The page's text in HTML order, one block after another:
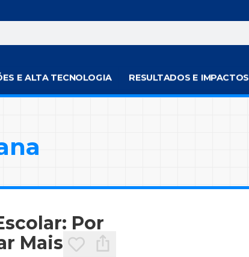
E ALTA TECNOLOGIA RESULTADOS E IMPACTOS
Por
Mais